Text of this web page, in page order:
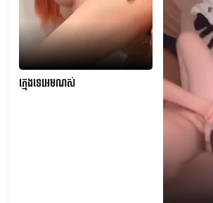
ក្មេងទេអេមណស់